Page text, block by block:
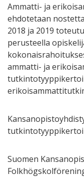
Ammatti- ja
ehdotetaan
2018 ja 2019
perusteella
ammatti- ja
Suomen